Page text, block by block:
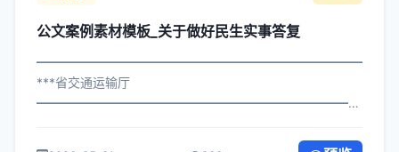
公文案例素材模板_关于做好民生实事答复
***省交通运输厅